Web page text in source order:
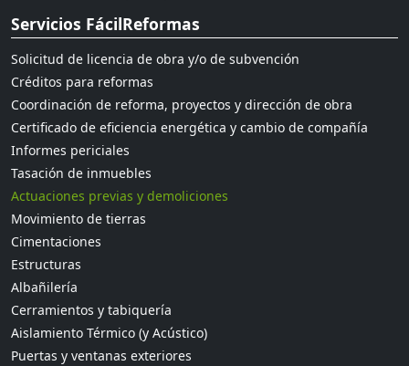
Servicios FácilReformas
Solicitud de licencia de obra y/o de subvención
Créditos para reformas
Coordinación de reforma, proyectos y dirección de obra
Certificado de eficiencia energética y cambio de compañía
Informes periciales
Tasación de inmuebles
Actuaciones previas y demoliciones
Movimiento de tierras
Cimentaciones
Estructuras
Albañilería
Cerramientos y tabiquería
Aislamiento Térmico (y Acústico)
Puertas y ventanas exteriores